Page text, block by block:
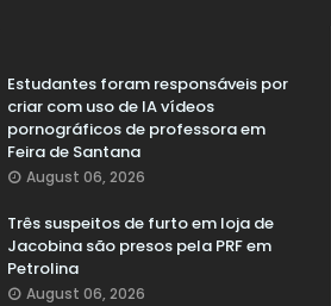
Estudantes foram responsáveis por
criar com uso de IA vídeos
pornográficos de professora em
Feira de Santana
August 06, 2026
Três suspeitos de furto em loja de
Jacobina são presos pela PRF em
Petrolina
August 06, 2026